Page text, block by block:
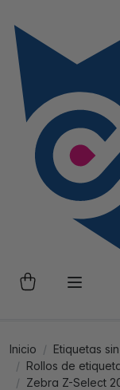
Inicio
Etiquetas
Rollos de
Zebra Z-Select